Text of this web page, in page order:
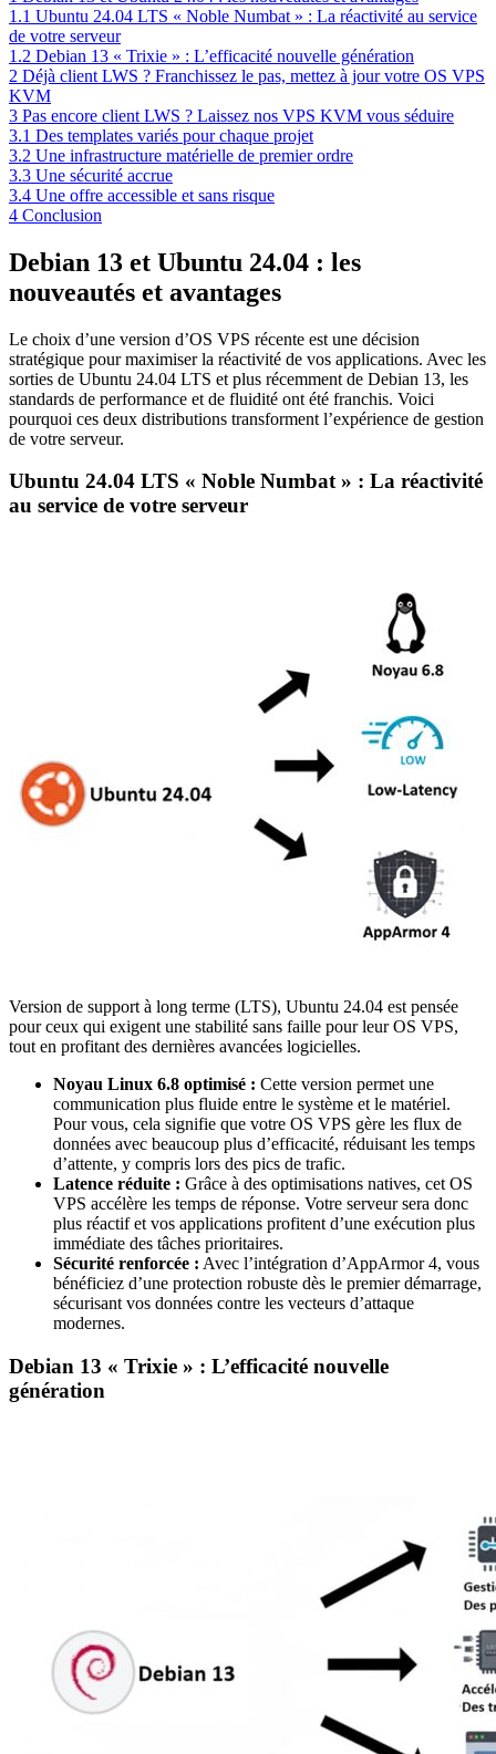
1.1 Ubuntu 24.04 LTS « Noble Numbat » : La réactivité au service
de votre serveur
1.2 Debian 13 « Trixie » : L’efficacité nouvelle génération
2 Déjà client LWS ? Franchissez le pas, mettez à jour votre OS VPS
KVM
3 Pas encore client LWS ? Laissez nos VPS KVM vous séduire
3.1 Des templates variés pour chaque projet
3.2 Une infrastructure matérielle de premier ordre
3.3 Une sécurité accrue
3.4 Une offre accessible et sans risque
4 Conclusion
Debian 13 et Ubuntu 24.04 : les
nouveautés et avantages
Le choix d’une version d’OS VPS récente est une décision
stratégique pour maximiser la réactivité de vos applications. Avec les
sorties de Ubuntu 24.04 LTS et plus récemment de Debian 13, les
standards de performance et de fluidité ont été franchis. Voici
pourquoi ces deux distributions transforment l’expérience de gestion
de votre serveur.
Ubuntu 24.04 LTS « Noble Numbat » : La réactivité
au service de votre serveur
Version de support à long terme (LTS), Ubuntu 24.04 est pensée
pour ceux qui exigent une stabilité sans faille pour leur OS VPS,
tout en profitant des dernières avancées logicielles.
Noyau Linux 6.8 optimisé : Cette version permet une
communication plus fluide entre le système et le matériel.
Pour vous, cela signifie que votre OS VPS gère les flux de
données avec beaucoup plus d’efficacité, réduisant les temps
d’attente, y compris lors des pics de trafic.
Latence réduite : Grâce à des optimisations natives, cet OS
VPS accélère les temps de réponse. Votre serveur sera donc
plus réactif et vos applications profitent d’une exécution plus
immédiate des tâches prioritaires.
Sécurité renforcée : Avec l’intégration d’AppArmor 4, vous
bénéficiez d’une protection robuste dès le premier démarrage,
sécurisant vos données contre les vecteurs d’attaque
modernes.
Debian 13 « Trixie » : L’efficacité nouvelle
génération